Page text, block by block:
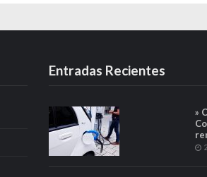
Entradas Recientes
»